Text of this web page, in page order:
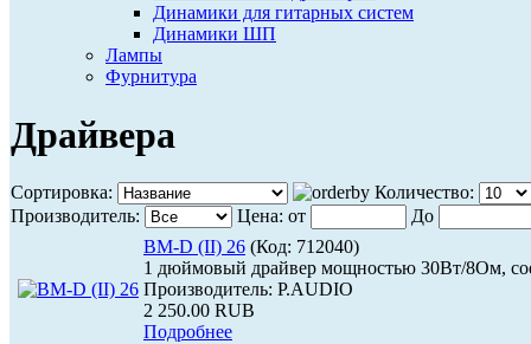
Динамики для гитарных систем
Динамики ШП
Лампы
Фурнитура
Драйвера
Сортировка:
Количество:
Производитель:
Цена: от
До
BM-D (II) 26 (Код: 712040)
1 дюймовый драйвер мощностью 30Вт/8Ом,
Производитель: P.AUDIO
2 250.00 RUB
Подробнее